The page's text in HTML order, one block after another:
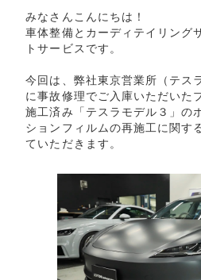
みなさんこんにちは！
車体整備とカーディテイリング
トサービスです。
今回は、弊社東京営業所（テス
に事故修理でご入庫いただいた
施工済み「テスラモデル３」の
ションフィルムの再施工に関す
ていただきます。